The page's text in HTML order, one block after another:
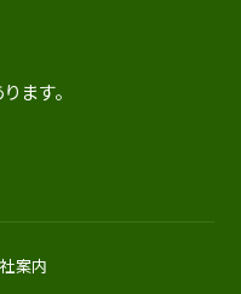
ます。
案内